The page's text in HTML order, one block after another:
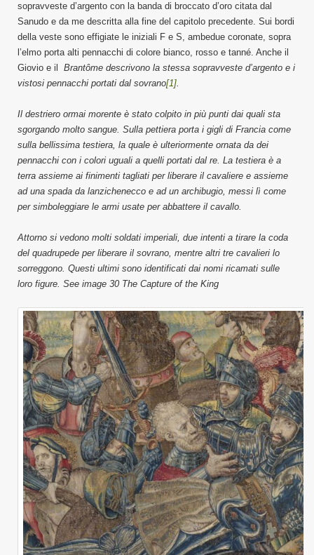
sopravveste d’argento con la banda di broccato d’oro citata dal
Sanudo e da me descritta alla fine del capitolo precedente. Sui bordi
della veste sono effigiate le iniziali F e S, ambedue coronate, sopra
l’elmo porta alti pennacchi di colore bianco, rosso e tanné. Anche il
Giovio e il Brantôme descrivono la stessa sopravveste d’argento e i
vistosi pennacchi portati dal sovrano[1].
Il destriero ormai morente è stato colpito in più punti dai quali sta
sgorgando molto sangue. Sulla pettiera porta i gigli di Francia come
sulla bellissima testiera, la quale è ulteriormente ornata da dei
pennacchi con i colori uguali a quelli portati dal re. La testiera è a
terra assieme ai finimenti tagliati per liberare il cavaliere e assieme
ad una spada da lanzichenecco e ad un archibugio, messi lì come
per simboleggiare le armi usate per abbattere il cavallo.
Attorno si vedono molti soldati imperiali, due intenti a tirare la coda
del quadrupede per liberare il sovrano, mentre altri tre cavalieri lo
sorreggono. Questi ultimi sono identificati dai nomi ricamati sulle
loro figure. See image 30 The Capture of the King